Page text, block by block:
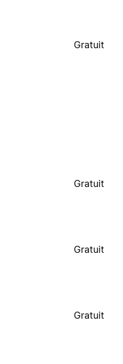
Gratuit
Gratuit
Gratuit
Gratuit